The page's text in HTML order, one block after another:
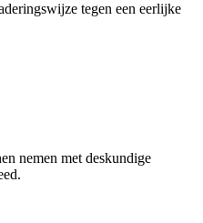
tegen een eerlijke
nemen met deskundige